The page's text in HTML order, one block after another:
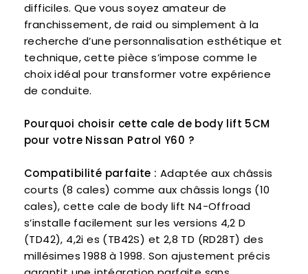
difficiles. Que vous soyez amateur de
franchissement, de raid ou simplement à la
recherche d’une personnalisation esthétique et
technique, cette pièce s’impose comme le
choix idéal pour transformer votre expérience
de conduite.
Pourquoi choisir cette cale de body lift 5CM
pour votre Nissan Patrol Y60 ?
Compatibilité parfaite : Adaptée aux châssis
courts (8 cales) comme aux châssis longs (10
cales), cette cale de body lift N4-Offroad
s’installe facilement sur les versions 4,2 D
(TD42), 4,2i es (TB42S) et 2,8 TD (RD28T) des
millésimes 1988 à 1998. Son ajustement précis